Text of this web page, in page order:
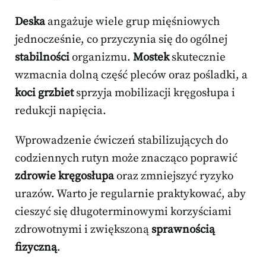
Deskaangażuje wiele grup mięśniowych
jednocześnie, co przyczynia się do ogólnej
stabilnościorganizmu. Mostekskutecznie
wzmacnia dolną część pleców oraz pośladki, a
koci grzbietsprzyja mobilizacji kręgosłupa i
redukcji napięcia.
Wprowadzenie ćwiczeń stabilizujących do
codziennych rutyn może znacząco poprawić
zdrowie kręgosłupaoraz zmniejszyć ryzyko
urazów. Warto je regularnie praktykować, aby
cieszyć się długoterminowymi korzyściami
zdrowotnymi i zwiększoną sprawnością
fizyczną.